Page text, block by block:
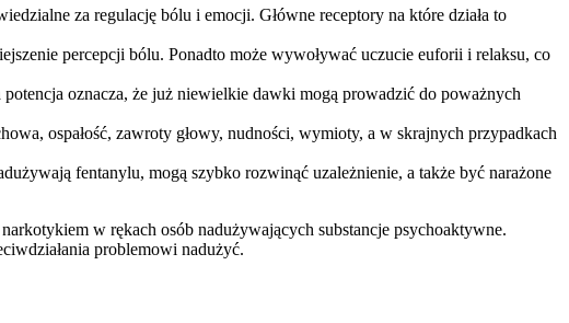
za regulację bólu i emocji. Główne receptory na które działa to
percepcji bólu. Ponadto może wywoływać uczucie euforii i relaksu, co
oznacza, że już niewielkie dawki mogą prowadzić do poważnych
ospałość, zawroty głowy, nudności, wymioty, a w skrajnych przypadkach
fentanylu, mogą szybko rozwinąć uzależnienie, a także być narażone
w rękach osób nadużywających substancje psychoaktywne.
problemowi nadużyć.